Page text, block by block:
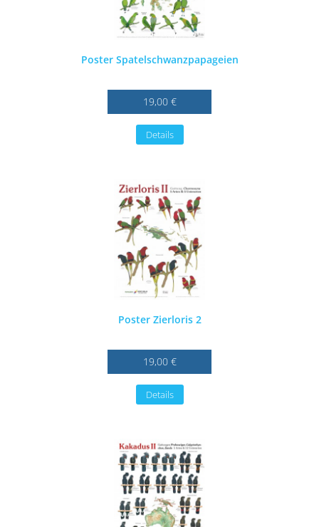
Poster Spatelschwanzpapageien
19,00 €
Details
Poster Zierloris 2
19,00 €
Details